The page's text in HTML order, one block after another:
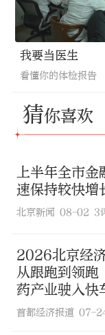
我要当医生
看懂你的体检报告
猜你喜欢
上半年全市
速保持较快增
北京新闻 08-02 3
2026北京经
从跟跑到领
药产业驶入快
首都经济报道 07-